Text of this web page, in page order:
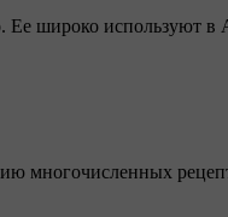
широко используют в
многочисленных